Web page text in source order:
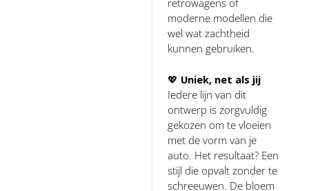
moderne modellen die
wel wat zachtheid
kunnen gebruiken.
💖 Uniek, net als jij
Iedere lijn van dit
ontwerp is zorgvuldig
gekozen om te vloeien
met de vorm van je
auto. Het resultaat? Een
stijl die opvalt zonder te
schreeuwen. De bloem